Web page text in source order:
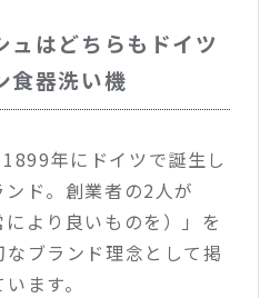
ュはどちらもドイツ
食器洗い機
年にドイツで誕生し
ド。 創業者の2人が
より良いものを）」を
ブランド理念として掲
ます。